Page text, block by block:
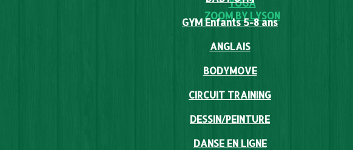
YOGA
ZOOM BY LYSON
GYM Enfants 5-8 ans
ANGLAIS
BODYMOVE
CIRCUIT TRAINING
DESSIN/PEINTURE
DANSE EN LIGNE